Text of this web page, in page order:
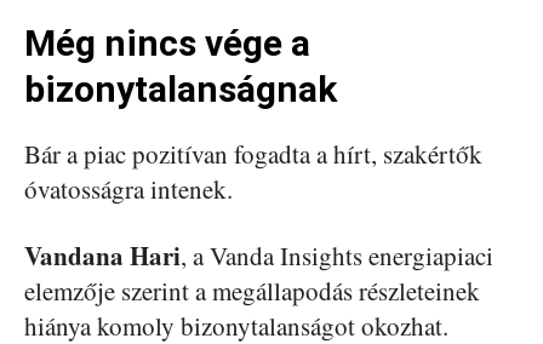
Még nincs vége a
bizonytalanságnak
Bár a piac pozitívan fogadta a hírt, szakértők
óvatosságra intenek.
Vandana Hari, a Vanda Insights energiapiaci
elemzője szerint a megállapodás részleteinek
hiánya komoly bizonytalanságot okozhat.